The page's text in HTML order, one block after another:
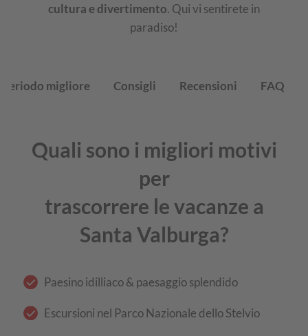
cultura e divertimento. Qui vi sentirete in
paradiso!
Periodo migliore Consigli Recensioni FAQ
Quali sono i migliori motivi
per
trascorrere le vacanze a
Santa Valburga?
Paesino idilliaco & paesaggio splendido
Escursioni nel Parco Nazionale dello Stelvio